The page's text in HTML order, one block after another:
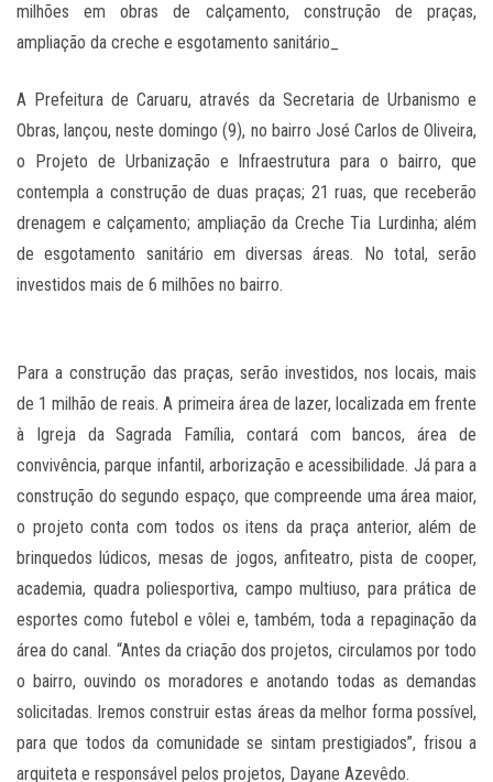
milhões em obras de calçamento, construção de praças,
ampliação da creche e esgotamento sanitário_
A Prefeitura de Caruaru, através da Secretaria de Urbanismo e
Obras, lançou, neste domingo (9), no bairro José Carlos de Oliveira,
o Projeto de Urbanização e Infraestrutura para o bairro, que
contempla a construção de duas praças; 21 ruas, que receberão
drenagem e calçamento; ampliação da Creche Tia Lurdinha; além
de esgotamento sanitário em diversas áreas. No total, serão
investidos mais de 6 milhões no bairro.
Para a construção das praças, serão investidos, nos locais, mais
de 1 milhão de reais. A primeira área de lazer, localizada em frente
à Igreja da Sagrada Família, contará com bancos, área de
convivência, parque infantil, arborização e acessibilidade. Já para a
construção do segundo espaço, que compreende uma área maior,
o projeto conta com todos os itens da praça anterior, além de
brinquedos lúdicos, mesas de jogos, anfiteatro, pista de cooper,
academia, quadra poliesportiva, campo multiuso, para prática de
esportes como futebol e vôlei e, também, toda a repaginação da
área do canal. “Antes da criação dos projetos, circulamos por todo
o bairro, ouvindo os moradores e anotando todas as demandas
solicitadas. Iremos construir estas áreas da melhor forma possível,
para que todos da comunidade se sintam prestigiados”, frisou a
arquiteta e responsável pelos projetos, Dayane Azevêdo.